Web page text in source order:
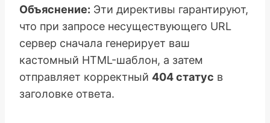
Объяснение: Эти директивы гарантируют,
что при запросе несуществующего URL
сервер сначала генерирует ваш
кастомный HTML-шаблон, а затем
отправляет корректный 404 статус в
заголовке ответа.